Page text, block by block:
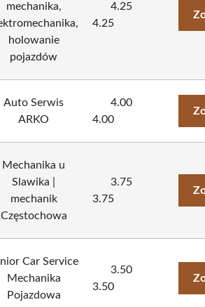
mechanika,
holowanie
pojazdów
4.25
4.25
Auto Serwis
ARKO
4.00
4.00
Mechanika u
Slawika |
mechanik
Częstochowa
3.75
3.75
Car Service
Mechanika
Pojazdowa
3.50
3.50